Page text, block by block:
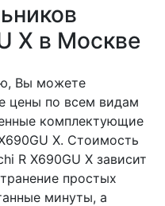
X в Москве
Вы можете
цены по всем видам
комплектующие
X. Стоимость
R X690GU X зависит
простых
минуты, а